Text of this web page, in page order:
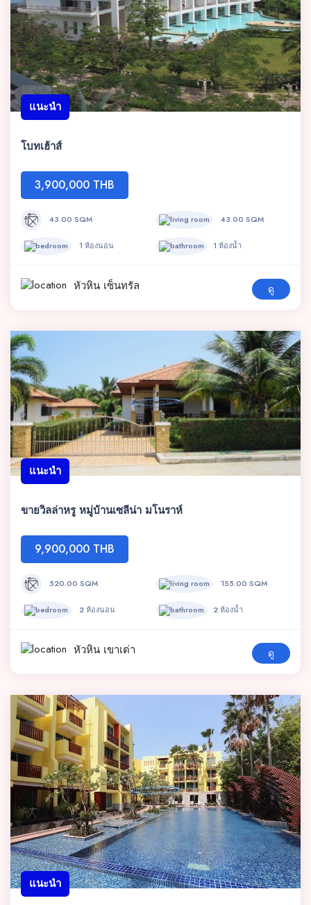
แนะนำ
โบทเฮ้าส์
3,900,000 THB
43.00 SQM 43.00 SQM
1 ห้องนอน 1 ห้องน้ำ
หัวหิน เซ็นทรัล ดู
แนะนำ
ขายวิลล่าหรู หมู่บ้านเซลีน่า มโนราห์
9,900,000 THB
520.00 SQM 155.00 SQM
2 ห้องนอน 2 ห้องน้ำ
หัวหิน เขาเต่า ดู
แนะนำ